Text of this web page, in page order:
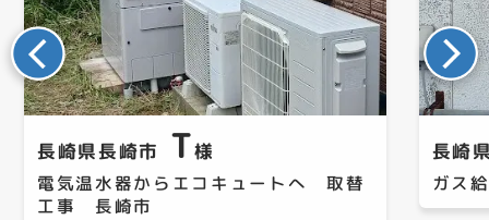
長崎県長崎市 T様
電気温水器からエコキュートへ 取替
工事 長崎市
長崎
ガス